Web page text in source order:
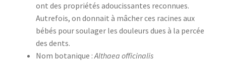
ont des propriétés adoucissantes reconnues.
Autrefois, on donnait à mâcher ces racines aux
bébés pour soulager les douleurs dues à la percée
des dents.
Nom botanique : Althaea officinalis